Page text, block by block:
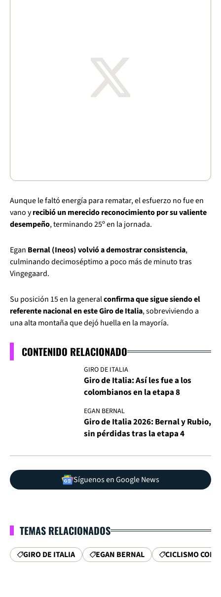
Aunque le faltó energía para rematar, el esfuerzo no fue en
vano yrecibió un merecido reconocimiento por su valiente
desempeño, terminando 25º en la jornada.
Egan Bernal (Ineos) volvió a demostrar consistencia,
culminando decimoséptimo a poco más de minuto tras
Vingegaard.
Su posición 15 en la generalconfirma que sigue siendo el
referente nacional en este Giro de Italia, sobreviviendo a
una alta montaña que dejó huella en la mayoría.
CONTENIDO RELACIONADO
GIRO DE ITALIA
Giro de Italia: Así les fue a los
colombianos en la etapa 8
EGAN BERNAL
Giro de Italia 2026: Bernal y Rubio,
sin pérdidas tras la etapa 4
Síguenos en Google News
TEMAS RELACIONADOS
GIRO DE ITALIA EGAN BERNAL CICLISMO